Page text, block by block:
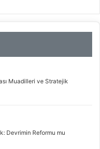
Muadilleri ve Stratejik
Devrimin Reformu mu